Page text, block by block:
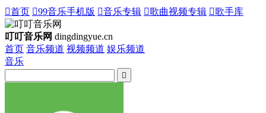
首页 99音乐手机版 音乐专辑 歌曲视频专辑 歌手库
叮叮音乐网 dingdingyue.cn
首页 音乐频道 视频频道 娱乐频道
音乐
